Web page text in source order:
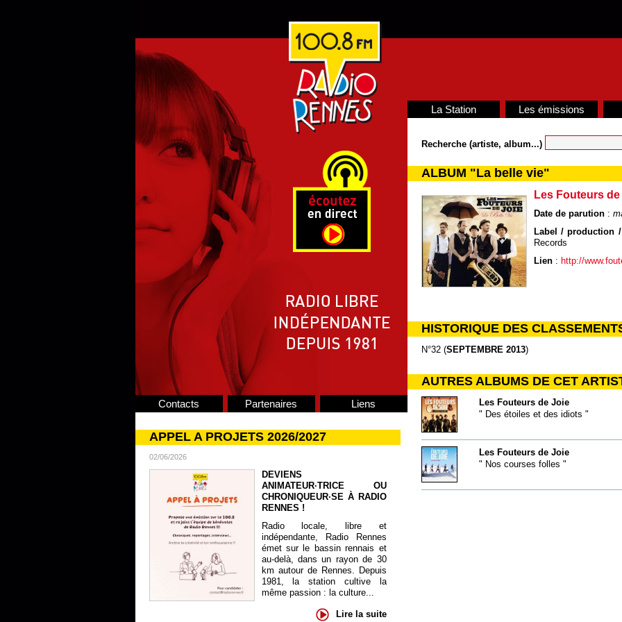
Contacts Partenaires Liens
APPEL A PROJETS 2026/2027
02/06/2026
DEVIENS
ANIMATEUR·TRICE OU
CHRONIQUEUR·SE À RADIO
RENNES !
Radio locale, libre et
indépendante, Radio Rennes
émet sur le bassin rennais et
au-delà, dans un rayon de 30
km autour de Rennes. Depuis
1981, la station cultive la
même passion : la culture...
Lire la suite
La Station Les émissions
Recherche (artiste, album...)
ALBUM "La belle vie"
Les Fouteurs
Date de parution:
Label / production
Records
Lien: http://
HISTORIQUE DES
N°32 (SEPTEMBRE 2013)
AUTRES ALBUMS DE CET
Les Fouteurs de Joie
" Des étoiles et des idiots "
Les Fouteurs de Joie
" Nos courses folles "